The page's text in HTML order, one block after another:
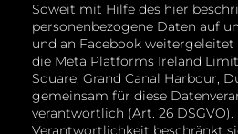
Soweit mit Hilfe des hier
personenbezogene Daten auf
und an Facebook
die Meta Platforms Ireland
Square, Grand Canal Harbour,
gemeinsam für diese
verantwortlich (Art. 26
Verantwortlichkeit beschränkt